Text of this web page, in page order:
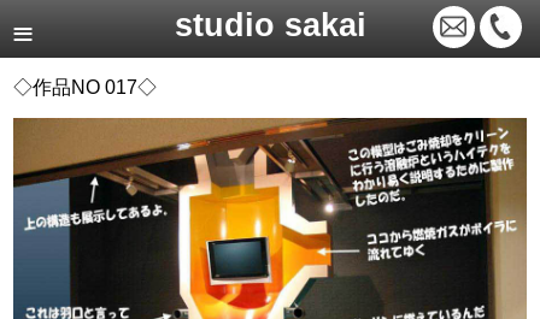
studio sakai
◇作品NO 017◇